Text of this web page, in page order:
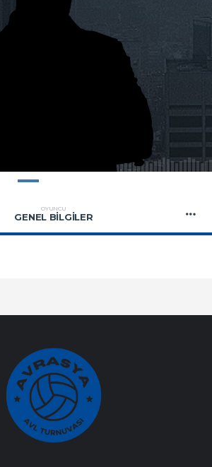
OYUNCU
GENEL BILGILER